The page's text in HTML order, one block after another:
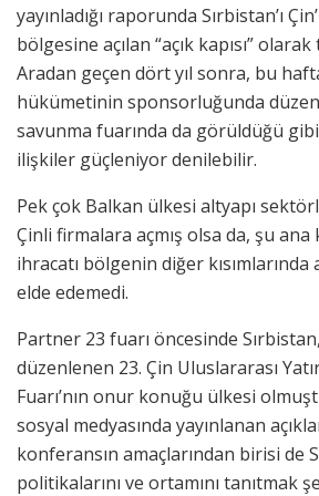
yayınladığı raporunda Sırbistan’ı
bölgesine açılan “açık kapısı” olarak
Aradan geçen dört yıl sonra, bu
hükümetinin sponsorluğunda
savunma fuarında da görüldüğü
ilişkiler güçleniyor denilebilir.
Pek çok Balkan ülkesi altyapı
Çinli firmalara açmış olsa da, şu ana
ihracatı bölgenin diğer kısımlarında
elde edemedi.
Partner 23 fuarı öncesinde
düzenlenen 23. Çin Uluslararası
Fuarı’nın onur konuğu ülkesi
sosyal medyasında yayınlanan
konferansın amaçlarından birisi de
politikalarını ve ortamını tanıtmak